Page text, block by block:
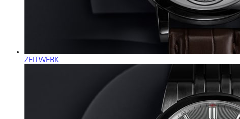
ZEITWERK